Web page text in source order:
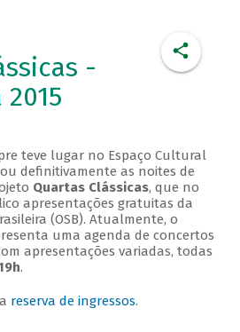
-
teve lugar no Espaço Cultural
definitivamente as noites de
Quartas Clássicas, que no
apresentações gratuitas da
(OSB). Atualmente, o
uma agenda de concertos
apresentações variadas, todas
.
reserva de ingressos.